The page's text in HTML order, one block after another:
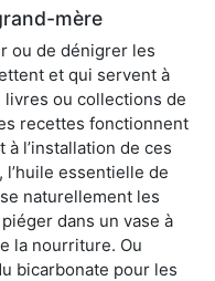
mère
ou de dénigrer les
et qui servent à
ou collections de
recettes fonctionnent
l’installation de ces
essentielle de
naturellement les
dans un vase à
la nourriture. Ou
bicarbonate pour les